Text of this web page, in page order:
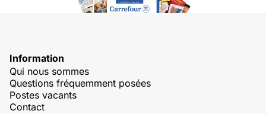
Information
Qui nous sommes
Questions fréquemment posées
Postes vacants
Contact